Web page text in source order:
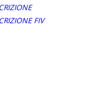
FIV